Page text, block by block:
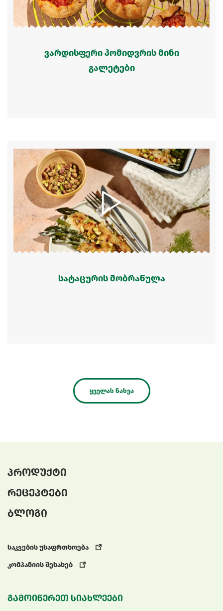
ვარდისფერი პომიდვრის მინი
გალეტები
სატაცურის მობრაწულა
ყველას ნახვა
პროდუქტი
რეცეპტები
ბლოგი
საკვების უსაფრთხოება
კომპანიის შესახებ
გამოიწერეთ სიახლეები